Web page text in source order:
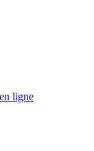
ligne